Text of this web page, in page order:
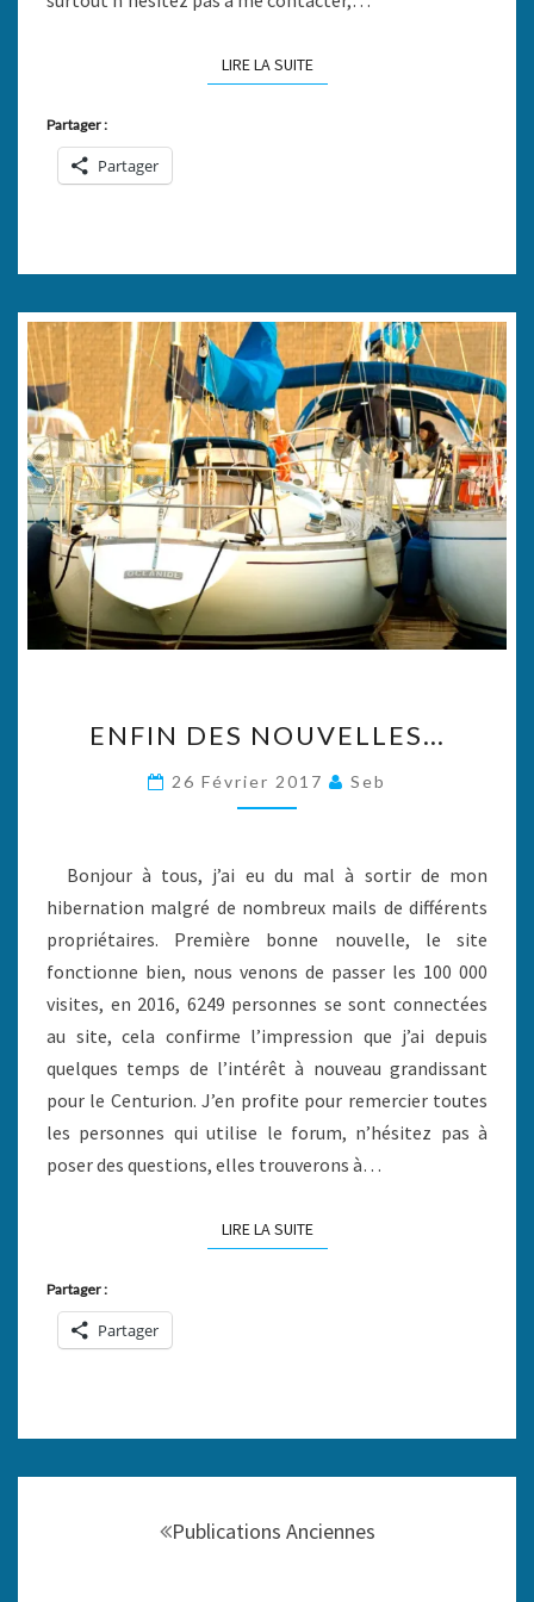
LIRE LA SUITELIRE LA SUITE
Partager :
Partager
DES
NOUVELLES…
ENFIN DES NOUVELLES…
26 Février 2017 Seb
Bonjour à tous, j’ai eu du mal à sortir de mon
hibernation malgré de nombreux mails de différents
propriétaires. Première bonne nouvelle, le site
fonctionne bien, nous venons de passer les 100 000
visites, en 2016, 6249 personnes se sont connectées
au site, cela confirme l’impression que j’ai depuis
quelques temps de l’intérêt à nouveau grandissant
pour le Centurion. J’en profite pour remercier toutes
les personnes qui utilise le forum, n’hésitez pas à
poser des questions, elles trouverons à…
LIRE LA SUITELIRE LA SUITE
Partager :
Partager
Publications Anciennes